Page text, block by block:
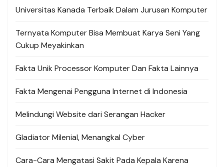
Universitas Kanada Terbaik Dalam Jurusan Komputer
Ternyata Komputer Bisa Membuat Karya Seni Yang
Cukup Meyakinkan
Fakta Unik Processor Komputer Dan Fakta Lainnya
Fakta Mengenai Pengguna Internet di Indonesia
Melindungi Website dari Serangan Hacker
Gladiator Milenial, Menangkal Cyber
Cara-Cara Mengatasi Sakit Pada Kepala Karena